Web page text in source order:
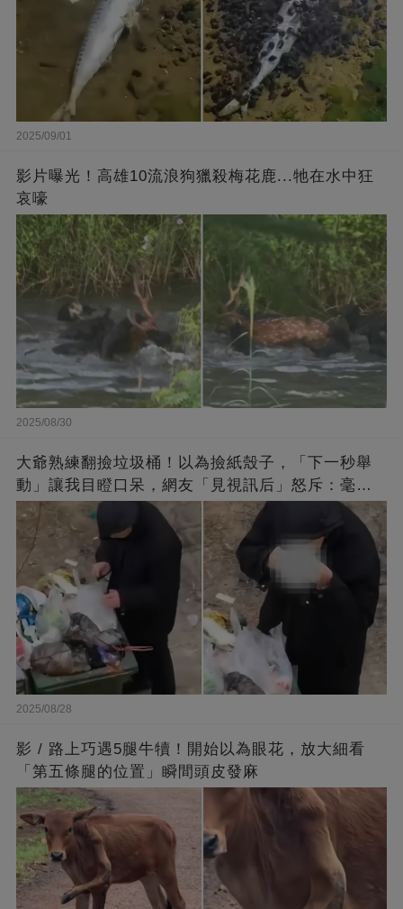
2025/09/01
影片曝光！高雄10流浪狗獵殺梅花鹿...牠在水中狂
哀嚎
2025/08/30
大爺熟練翻撿垃圾桶！以為撿紙殼子，「下一秒舉
動」讓我目瞪口呆，網友「見視訊后」怒斥：毫無
底線
2025/08/28
影 / 路上巧遇5腿牛犢！開始以為眼花，放大細看
「第五條腿的位置」瞬間頭皮發麻